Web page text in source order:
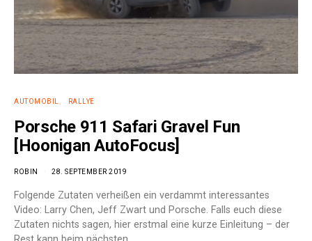
AUTOMOBIL RALLYE
Porsche 911 Safari Gravel Fun
[Hoonigan AutoFocus]
ROBIN 28. SEPTEMBER 2019
Folgende Zutaten verheißen ein verdammt interessantes
Video: Larry Chen, Jeff Zwart und Porsche. Falls euch diese
Zutaten nichts sagen, hier erstmal eine kurze Einleitung – der